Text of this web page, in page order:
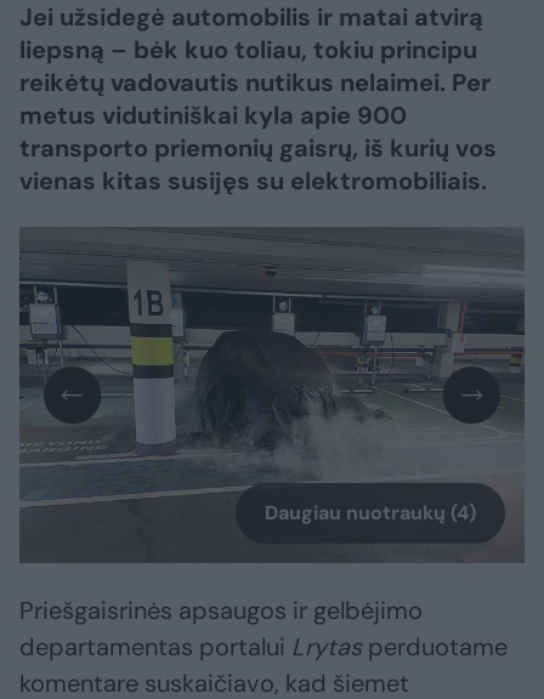
Jei užsidegė automobilis ir matai atvirą
liepsną – bėk kuo toliau, tokiu principu
reikėtų vadovautis nutikus nelaimei. Per
metus vidutiniškai kyla apie 900
transporto priemonių gaisrų, iš kurių vos
vienas kitas susijęs su elektromobiliais.
Daugiau nuotraukų (4)
Priešgaisrinės apsaugos ir gelbėjimo
departamentas portalui Lrytasperduotame
komentare suskaičiavo, kad šiemet